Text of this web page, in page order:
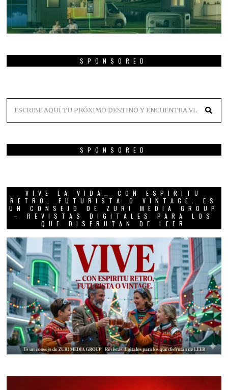
SPONSORED
SPONSORED
VIVE LA VIDA… CON ESPIRITU
RETRO, FUTURISTA O VINTAGE. ES
UN CONSEJO DE ZURI MEDIA GROUP
– REVISTAS DIGITALES PARA LOS
QUE DISFRUTAN DE LEER